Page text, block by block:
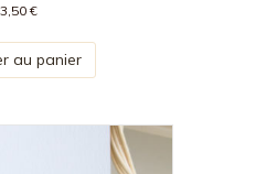
3,50€
au panier